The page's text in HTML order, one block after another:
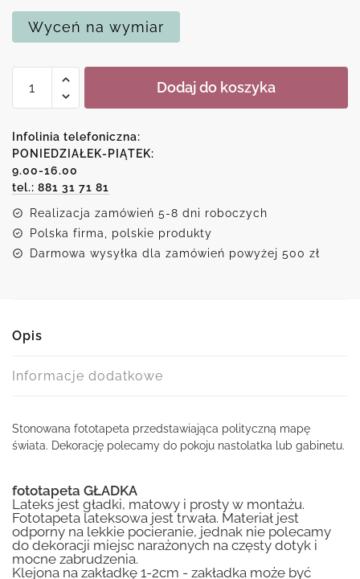
Wyceń na wymiar
Foto-
z
szarą
mapą
świata
Dodaj do koszyka
Infolinia telefoniczna:
PONIEDZIAŁEK-PIĄTEK:
9.00-16.00
tel.: 881 31 71 81
Realizacja zamówień 5-8 dni roboczych
Polska firma, polskie produkty
Darmowa wysyłka dla zamówień powyżej 500 zł
Opis
Informacje dodatkowe
Stonowana fototapeta przedstawiająca polityczną mapę
świata. Dekorację polecamy do pokoju nastolatka lub gabinetu.
fototapeta GŁADKA
Lateks jest gładki, matowy i prosty w montażu.
Fototapeta lateksowa jest trwała. Materiał jest
odporny na lekkie pocieranie, jednak nie polecamy
do dekoracji miejsc narażonych na częsty dotyk i
mocne zabrudzenia.
Klejona na zakładkę 1-2cm - zakładka może być